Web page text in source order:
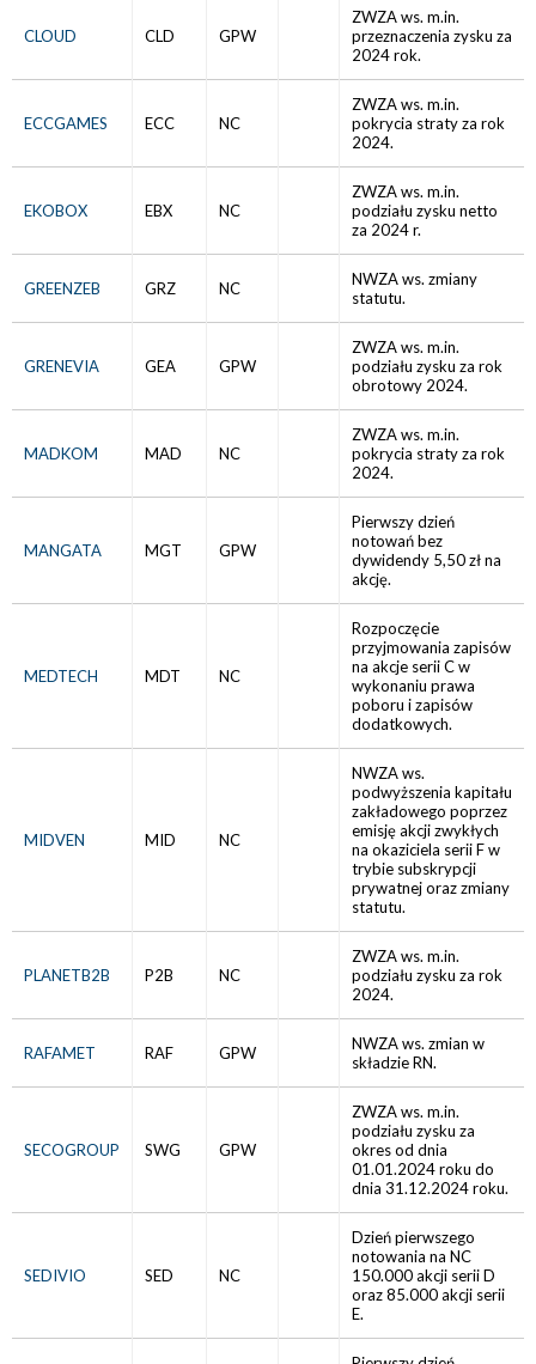
CLOUD CLD GPW
ZWZA ws. m.in.
przeznaczenia zysku za
2024 rok.
ECCGAMES ECC NC
ZWZA ws. m.in.
pokrycia straty za rok
2024.
EKOBOX EBX NC
ZWZA ws. m.in.
podziału zysku netto
za 2024 r.
GREENZEB GRZ NC
NWZA ws. zmiany
statutu.
GRENEVIA GEA GPW
ZWZA ws. m.in.
podziału zysku za rok
obrotowy 2024.
MADKOM MAD NC
ZWZA ws. m.in.
pokrycia straty za rok
2024.
MANGATA MGT GPW
Pierwszy dzień
notowań bez
dywidendy 5,50 zł na
akcję.
MEDTECH MDT NC
Rozpoczęcie
przyjmowania zapisów
na akcje serii C w
wykonaniu prawa
poboru i zapisów
dodatkowych.
MIDVEN MID NC
NWZA ws.
podwyższenia kapitału
zakładowego poprzez
emisję akcji zwykłych
na okaziciela serii F w
trybie subskrypcji
prywatnej oraz zmiany
statutu.
PLANETB2B P2B NC
ZWZA ws. m.in.
podziału zysku za rok
2024.
RAFAMET RAF GPW
NWZA ws. zmian w
składzie RN.
SECOGROUP SWG GPW
ZWZA ws. m.in.
podziału zysku za
okres od dnia
01.01.2024 roku do
dnia 31.12.2024 roku.
SEDIVIO SED NC
Dzień pierwszego
notowania na NC
150.000 akcji serii D
oraz 85.000 akcji serii
E.